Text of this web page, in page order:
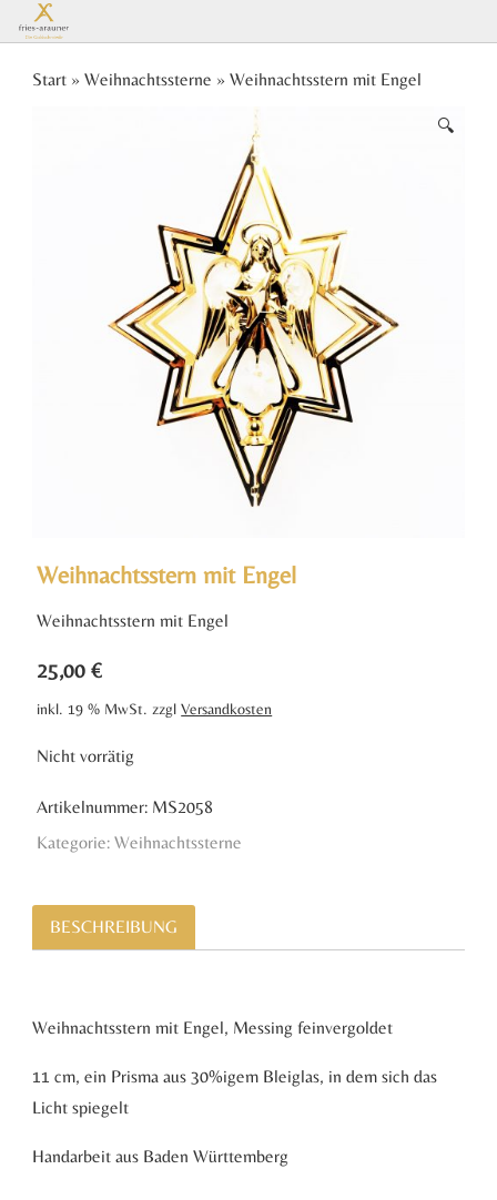
befinden
Produkte
Warenkorb.
Start »Weihnachtssterne » Weihnachtsstern mit Engel
🔍
Weihnachtsstern mit Engel
Weihnachtsstern mit Engel
25,00€
inkl. 19 % MwSt. zzglVersandkosten
Nicht vorrätig
Artikelnummer: MS2058
Kategorie:Weihnachtssterne
BESCHREIBUNG
Weihnachtsstern mit Engel, Messing feinvergoldet
11 cm, ein Prisma aus 30%igem Bleiglas, in dem sich das
Licht spiegelt
Handarbeit aus Baden Württemberg